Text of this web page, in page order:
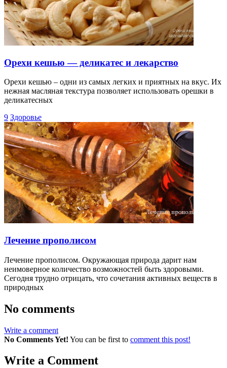
Орехи кешью — деликатес и лекарство
Орехи кешью – одни из самых легких и приятных на вкус. Их
нежная масляная текстура позволяет использовать орешки в
деликатесных
9 Здоровье
Лечение прополисом
Лечение прополисом. Окружающая природа дарит нам
неимоверное количество возможностей быть здоровыми.
Сегодня трудно отрицать, что сочетания активных веществ в
природных
No comments
Write a comment
No Comments Yet! You can be first to comment this post!
Write a Comment